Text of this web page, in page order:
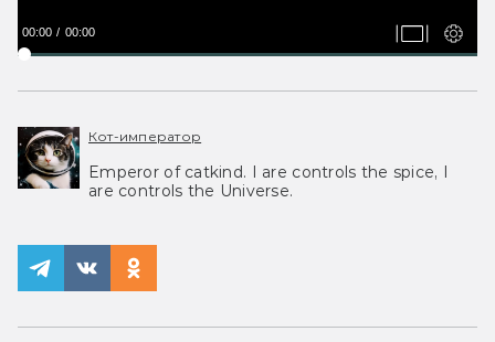
00:00 00:00
Кот-император
Emperor of catkind. I are controls the spice, I
are controls the Universe.